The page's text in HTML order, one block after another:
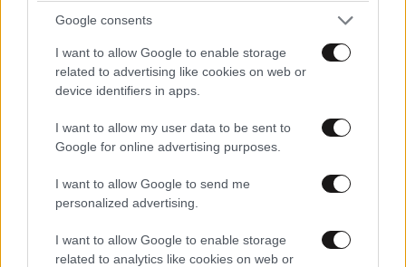
Google consents
I want to allow Google to enable storage
related to advertising like cookies on web or
device identifiers in apps.
I want to allow my user data to be sent to
Google for online advertising purposes.
I want to allow Google to send me
personalized advertising.
I want to allow Google to enable storage
related to analytics like cookies on web or
CrediaBank: «Άλμα» στα €53,6 εκατ. για τα